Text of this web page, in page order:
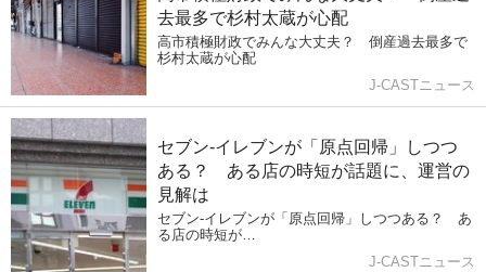
去最多で杉村太蔵が心配
高市積極財政でみんな大丈夫？ 倒産過去最多で
杉村太蔵が心配
J-CASTニュース
セブン‐イレブンが「原点回帰」しつつ
ある？ ある店の時短が話題に、運営の
見解は
セブン‐イレブンが「原点回帰」しつつある？ あ
る店の時短が…
J-CASTニュース